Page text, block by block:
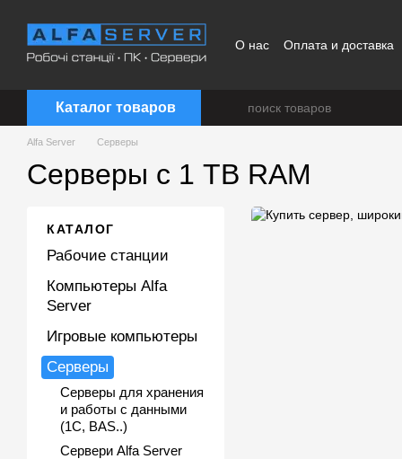
О нас Оплата и доставка
Каталог товаров
Alfa Server Серверы
Серверы с 1 TB RAM
КАТАЛОГ
Рабочие станции
Компьютеры Alfa
Server
Игровые компьютеры
Серверы
Серверы для хранения
и работы с данными
(1С, BAS..)
Сервери Alfa Server